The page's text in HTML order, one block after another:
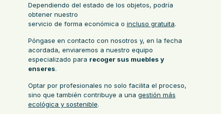
Dependiendo del estado de los objetos, podría
obtener nuestro
servicio de forma económica o incluso gratuita.
Póngase en contacto con nosotros y, en la fecha
acordada, enviaremos a nuestro equipo
especializado para recoger sus muebles y
enseres.
Optar por profesionales no solo facilita el proceso,
sino que también contribuye a una gestión más
ecológica y sostenible.